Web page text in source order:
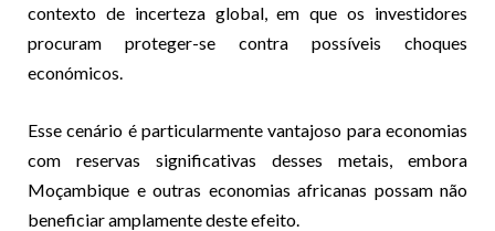
contexto de incerteza global, em que os investidores
procuram proteger-se contra possíveis choques
económicos.
Esse cenário é particularmente vantajoso para economias
com reservas significativas desses metais, embora
Moçambique e outras economias africanas possam não
beneficiar amplamente deste efeito.